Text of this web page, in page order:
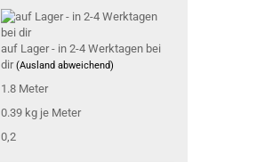
auf Lager - in 2-4 Werktagen bei
dir(Ausland abweichend)
1.8 Meter
0.39 kg je Meter
0,2